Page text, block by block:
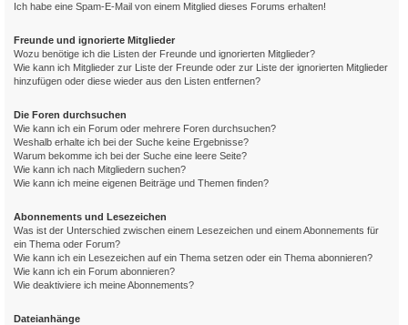
Ich habe eine Spam-E-Mail von einem Mitglied dieses Forums erhalten!
Freunde und ignorierte Mitglieder
Wozu benötige ich die Listen der Freunde und ignorierten Mitglieder?
Wie kann ich Mitglieder zur Liste der Freunde oder zur Liste der ignorierten Mitglieder
hinzufügen oder diese wieder aus den Listen entfernen?
Die Foren durchsuchen
Wie kann ich ein Forum oder mehrere Foren durchsuchen?
Weshalb erhalte ich bei der Suche keine Ergebnisse?
Warum bekomme ich bei der Suche eine leere Seite?
Wie kann ich nach Mitgliedern suchen?
Wie kann ich meine eigenen Beiträge und Themen finden?
Abonnements und Lesezeichen
Was ist der Unterschied zwischen einem Lesezeichen und einem Abonnements für
ein Thema oder Forum?
Wie kann ich ein Lesezeichen auf ein Thema setzen oder ein Thema abonnieren?
Wie kann ich ein Forum abonnieren?
Wie deaktiviere ich meine Abonnements?
Dateianhänge